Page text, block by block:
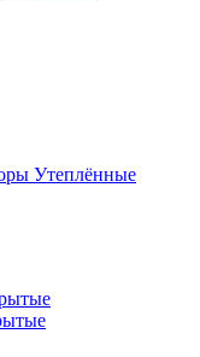
Утеплённые